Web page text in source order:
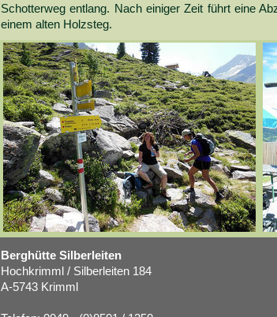
Schotterweg entlang. Nach einiger Zeit führt eine
einem alten Holzsteg.
Berghütte Silberleiten
Hochkrimml / Silberleiten 184
A-5743 Krimml